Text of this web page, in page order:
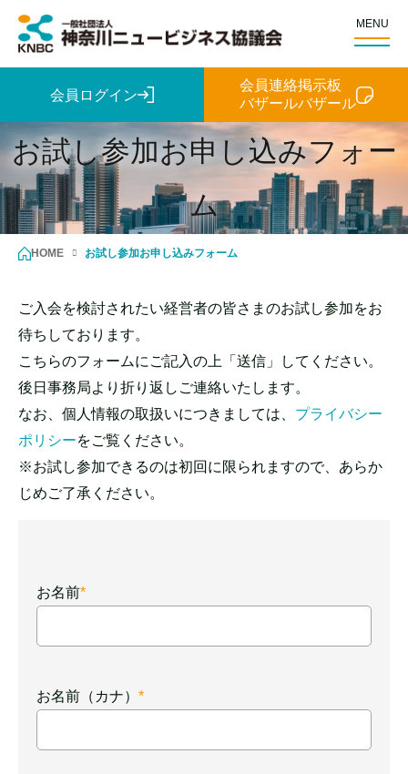
MENU
会員ログイン
会員連絡掲示板
バザールバザール
お試し参加お申し込みフォー
ム
HOME お試し参加お申し込みフォーム
ご入会を検討されたい経営者の皆さまのお試し参加をお
待ちしております。
こちらのフォームにご記入の上「送信」してください。
後日事務局より折り返しご連絡いたします。
なお、個人情報の取扱いにつきましては、 プライバシー
ポリシーをご覧ください。
※お試し参加できるのは初回に限られますので、あらか
じめご了承ください。
お名前*
お名前（カナ） *